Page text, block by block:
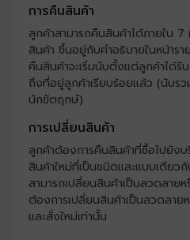
การคืนสินค้า
ลูกค้าสามารถคืนสินค้าได้ภายใน
สินค้า ขึ้นอยู่กับคำอธิบายในหน้ารา
คืนสินค้าจะเริ่มนับตั้งแต่ลูกค้าได้รั
ถึงที่อยู่ลูกค้าเรียบร้อยแล้ว (นับร
นักขัตฤกษ์)
การเปลี่ยนสินค้า
ลูกค้าต้องการคืนสินค้าที่ซื้อไปยัง
สินค้าใหม่ที่เป็นชนิดและแบบเดียว
สามารถเปลี่ยนสินค้าเป็นลวดลาย
ต้องการเปลี่ยนสินค้าเป็นลวดลา
และสั่งใหม่เท่านั้น